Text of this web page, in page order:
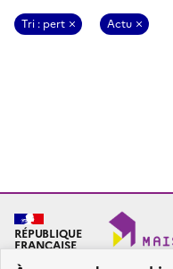
Tri : pert Actu
RÉPUBLIQUE
FRANÇAISE